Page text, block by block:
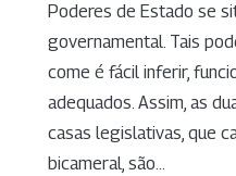
Poderes de Estado se
governamental. Tais
come é fácil inferir,
adequados. Assim, as
casas legislativas, que
bicameral, são...